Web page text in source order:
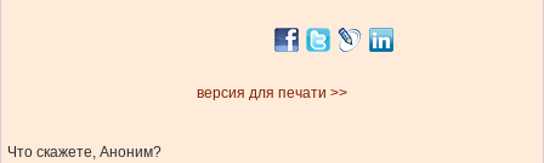
версия для печати >>
Что скажете, Аноним?